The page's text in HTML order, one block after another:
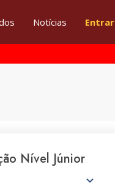
Notícias Entrar
Nível Júnior